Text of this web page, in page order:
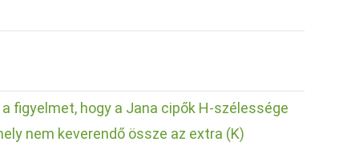
a figyelmet, hogy a Jana cipők H-szélessége
nem keverendő össze az extra (K)